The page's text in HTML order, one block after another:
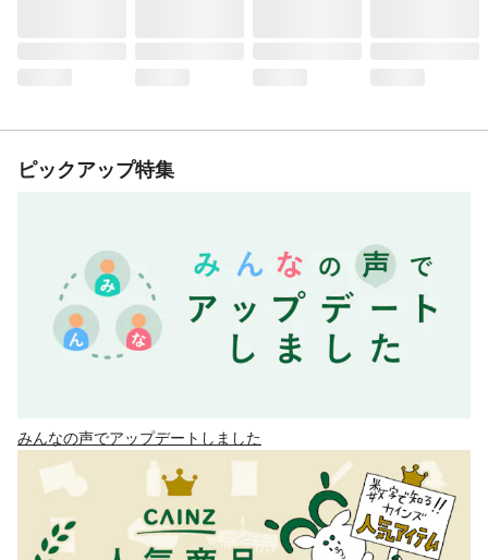
ピックアップ特集
みんなの声でアップデートしました